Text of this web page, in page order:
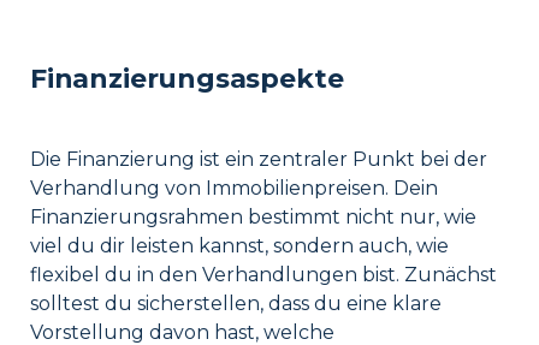
Finanzierungsaspekte
Die Finanzierung ist ein zentraler Punkt bei der
Verhandlung von Immobilienpreisen. Dein
Finanzierungsrahmen bestimmt nicht nur, wie
viel du dir leisten kannst, sondern auch, wie
flexibel du in den Verhandlungen bist. Zunächst
solltest du sicherstellen, dass du eine klare
Vorstellung davon hast, welche